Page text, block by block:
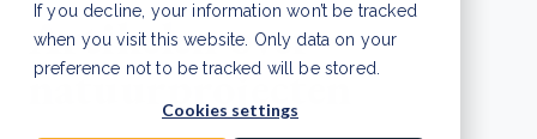
If you decline, your information won’t be tracked
when you visit this website. Only data on your
preference not to be tracked will be stored.
Cookies settings
Artikelen over
natuurprojecten